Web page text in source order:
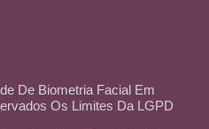
De Biometria Facial Em
Os Limites Da LGPD